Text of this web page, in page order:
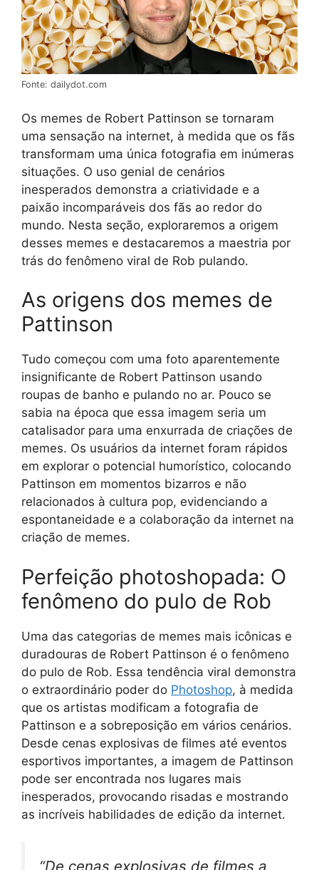
Fonte: dailydot.com
Os memes de Robert Pattinson se tornaram
uma sensação na internet, à medida que os fãs
transformam uma única fotografia em inúmeras
situações. O uso genial de cenários
inesperados demonstra a criatividade e a
paixão incomparáveis dos fãs ao redor do
mundo. Nesta seção, exploraremos a origem
desses memes e destacaremos a maestria por
trás do fenômeno viral de Rob pulando.
As origens dos memes de
Pattinson
Tudo começou com uma foto aparentemente
insignificante de Robert Pattinson usando
roupas de banho e pulando no ar. Pouco se
sabia na época que essa imagem seria um
catalisador para uma enxurrada de criações de
memes. Os usuários da internet foram rápidos
em explorar o potencial humorístico, colocando
Pattinson em momentos bizarros e não
relacionados à cultura pop, evidenciando a
espontaneidade e a colaboração da internet na
criação de memes.
Perfeição photoshopada: O
fenômeno do pulo de Rob
Uma das categorias de memes mais icônicas e
duradouras de Robert Pattinson é o fenômeno
do pulo de Rob. Essa tendência viral demonstra
o extraordinário poder do Photoshop, à medida
que os artistas modificam a fotografia de
Pattinson e a sobreposição em vários cenários.
Desde cenas explosivas de filmes até eventos
esportivos importantes, a imagem de Pattinson
pode ser encontrada nos lugares mais
inesperados, provocando risadas e mostrando
as incríveis habilidades de edição da internet.
“De cenas explosivas de filmes a